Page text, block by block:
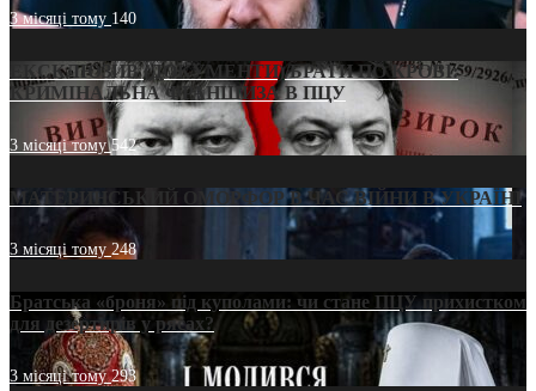
3 місяці тому 140
ЕКСКЛЮЗИВ (ДОКУМЕНТИ)/БРАТИ ПО КРОВІ:
КРИМІНАЛЬНА ФРАНШИЗА В ПЦУ
3 місяці тому542
МАТЕРИНСЬКИЙ ОМОРФОР В ЧАС ВІЙНИ В УКРАЇНІ
3 місяці тому248
Братська «броня» під куполами: чи стане ПЦУ прихистком
для дезертирів у рясах?
3 місяці тому293